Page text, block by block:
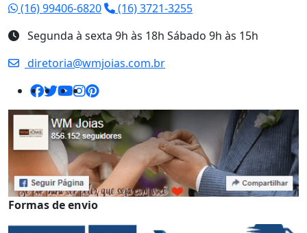
(16) 99406-6820
(16) 3721-3255
Segunda à sexta 9h às 18h Sábado 9h às 15h
diretoria@wmjoias.com.br
Formas de envio